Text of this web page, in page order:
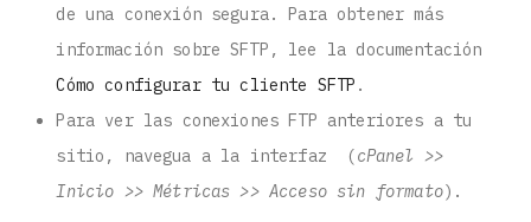
de una conexión segura. Para obtener más
información sobre SFTP, lee la documentación
Cómo configurar tu cliente SFTP .
Para ver las conexiones FTP anteriores a tu
sitio, navegua a la interfaz (cPanel >>
Inicio >> Métricas >> Acceso sin formato).